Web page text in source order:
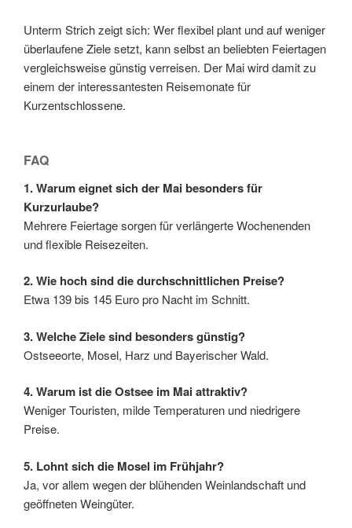
Unterm Strich zeigt sich: Wer flexibel plant und auf weniger
überlaufene Ziele setzt, kann selbst an beliebten Feiertagen
vergleichsweise günstig verreisen. Der Mai wird damit zu
einem der interessantesten Reisemonate für
Kurzentschlossene.
FAQ
1. Warum eignet sich der Mai besonders für
Kurzurlaube?
Mehrere Feiertage sorgen für verlängerte Wochenenden
und flexible Reisezeiten.
2. Wie hoch sind die durchschnittlichen Preise?
Etwa 139 bis 145 Euro pro Nacht im Schnitt.
3. Welche Ziele sind besonders günstig?
Ostseeorte, Mosel, Harz und Bayerischer Wald.
4. Warum ist die Ostsee im Mai attraktiv?
Weniger Touristen, milde Temperaturen und niedrigere
Preise.
5. Lohnt sich die Mosel im Frühjahr?
Ja, vor allem wegen der blühenden Weinlandschaft und
geöffneten Weingüter.